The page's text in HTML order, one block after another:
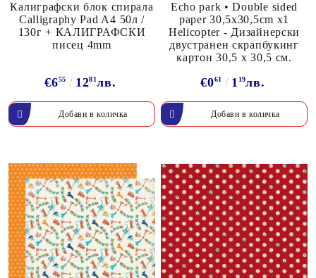
Калиграфски блок спирала
Calligraphy Pad A4 50л /
130г + КАЛИГРАФСКИ
писец 4mm
€655 1281лв.
Echo park • Double sided
paper 30,5x30,5cm x1
Helicopter - Дизайнерски
двустранен скрапбукинг
картон 30,5 х 30,5 см.
€061 1 19лв.